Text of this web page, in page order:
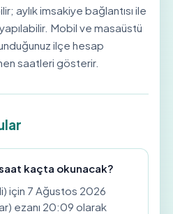
aylık imsakiye bağlantısı ile
Mobil ve masaüstü
ilçe hesap
saatleri gösterir.
saat kaçta okunacak?
için 7 Ağustos 2026
ezanı 20:09 olarak